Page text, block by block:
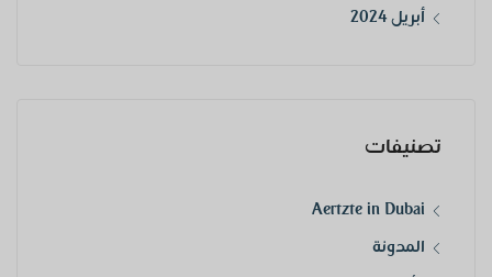
أبريل 2024
تصنيفات
Aertzte in Dubai
المدونة